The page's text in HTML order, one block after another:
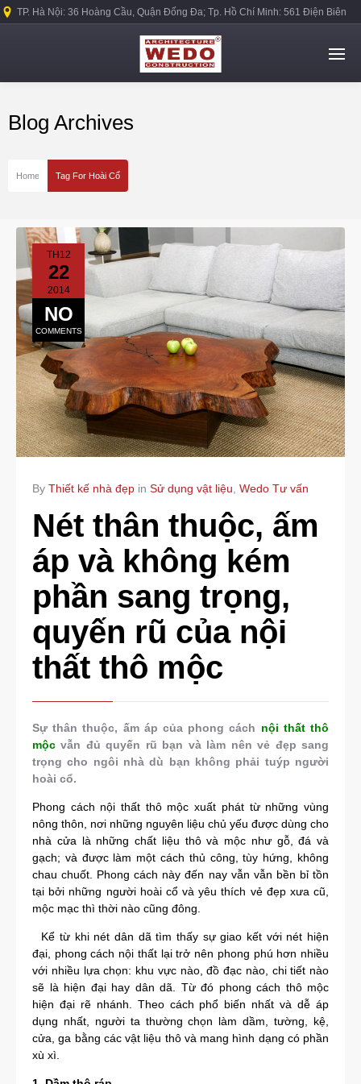
TP. Hà Nội: 36 Hoàng Cầu, Quận Đống Đa; Tp. Hồ Chí Minh: 561 Điện Biên
Blog Archives
Home Tag For Hoài Cổ
TH12
22
2014
NO
COMMENTS
By Thiết kế nhà đẹp in Sử dụng vật liệu Wedo Tư vấn
Nét thân thuộc, ấm
áp và không kém
phần sang trọng,
quyến rũ của nội
thất thô mộc
Sự thân thuộc, ấm áp của phong cách nội thất thô
mộc vẫn đủ quyến rũ bạn và làm nên vẻ đẹp sang
trọng cho ngôi nhà dù bạn không phải tuýp người
hoài cổ.
Phong cách nội thất thô mộc xuất phát từ những vùng
nông thôn, nơi những nguyên liệu chủ yếu được dùng cho
nhà cửa là những chất liệu thô và mộc như gỗ, đá và
gạch; và được làm một cách thủ công, tùy hứng, không
chau chuốt. Phong cách này đến nay vẫn vẫn bền bỉ tồn
tại bởi những người hoài cổ và yêu thích vẻ đẹp xưa cũ,
mộc mạc thì thời nào cũng đông.
Kể từ khi nét dân dã tìm thấy sự giao kết với nét hiện
đại, phong cách nội thất lại trở nên phong phú hơn nhiều
với nhiều lựa chọn: khu vực nào, đồ đạc nào, chi tiết nào
sẽ là hiện đại hay dân dã. Từ đó phong cách thô mộc
hiện đại rẽ nhánh. Theo cách phổ biến nhất và dễ áp
dụng nhất, người ta thường chọn làm dầm, tường, kệ,
cửa, ga bằng các vật liệu thô và mang hình dạng có phần
xù xì.